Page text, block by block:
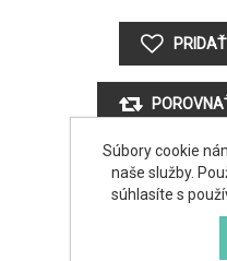
Súbory cookie
naše služby.
súhlasíte s